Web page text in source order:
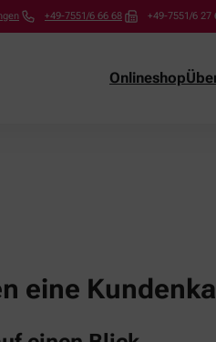
+49-7551/6 66 68 +49-7551/6 27
Onlineshop
eine